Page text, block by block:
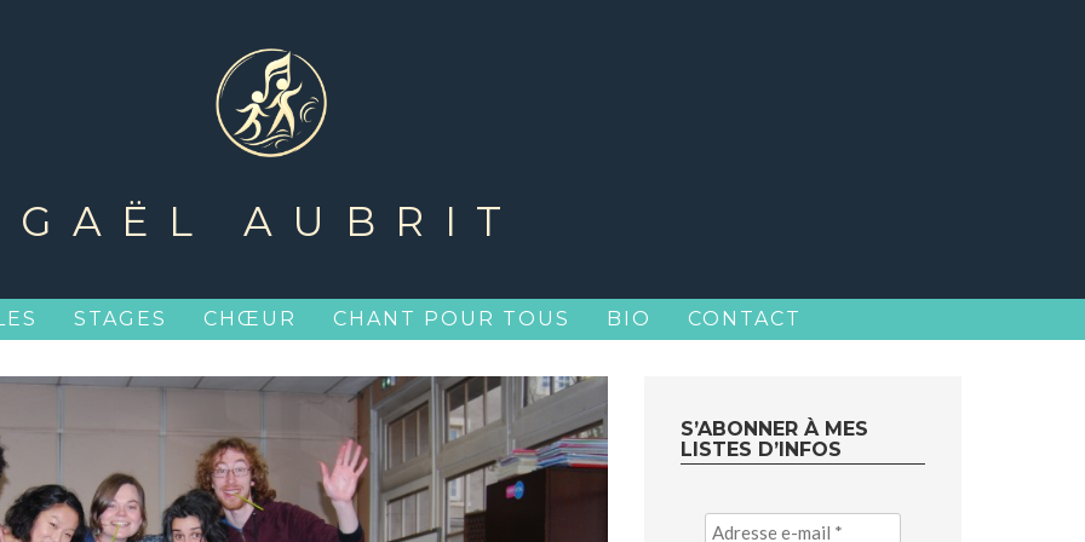
GAËL AUBRIT
STAGES CHŒUR CHANT POUR TOUS BIO CONTACT
S’ABONNER À MES
LISTES D’INFOS